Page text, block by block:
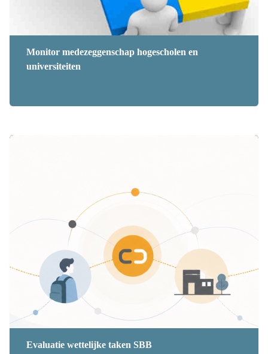
Monitor medezeggenschap hogescholen en
universiteiten
Evaluatie wettelijke taken SBB